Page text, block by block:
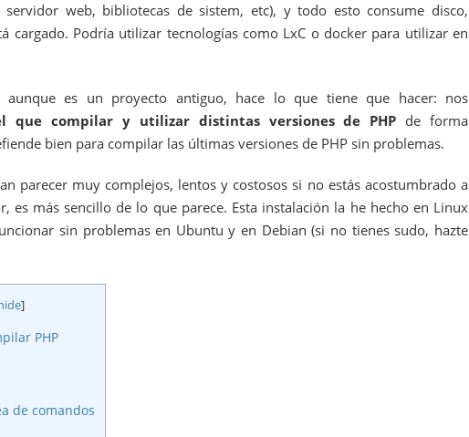
web, bibliotecas de sistem, etc), y todo esto consume disco,
cargado. Podría utilizar tecnologías como LxC o docker para utilizar en
aunque es un proyecto antiguo, hace lo que tiene que hacer: nos
que compilar y utilizar distintas versiones de PHP de forma
bien para compilar las últimas versiones de PHP sin problemas.
parecer muy complejos, lentos y costosos si no estás acostumbrado a
es más sencillo de lo que parece. Esta instalación la he hecho en Linux
sin problemas en Ubuntu y en Debian (si no tienes sudo, hazte
]
PHP
de comandos